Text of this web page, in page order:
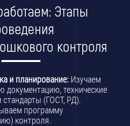
Этапы
контроля
и планирование: Изучаем
документацию, технические
стандарты (ГОСТ, РД).
программу
контроля.